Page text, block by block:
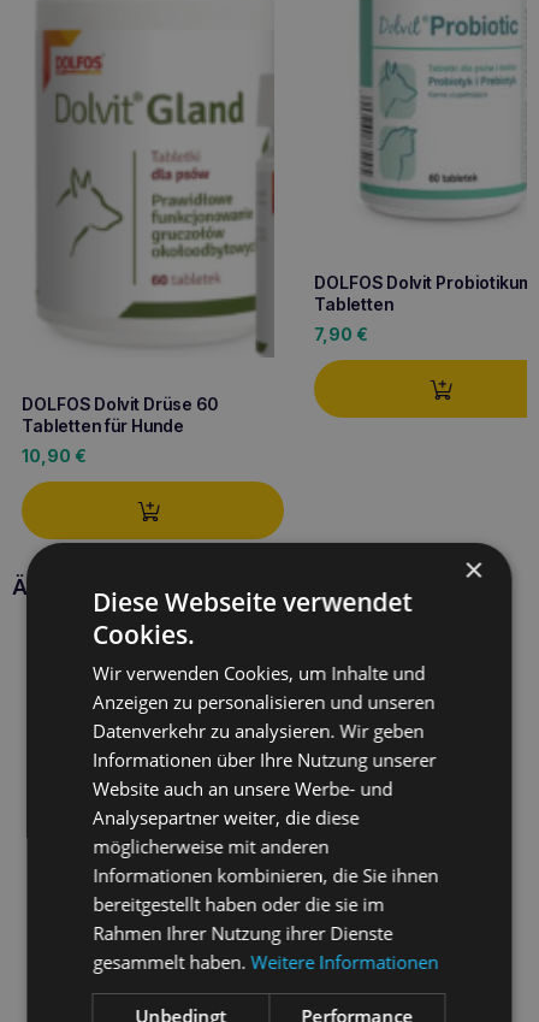
DOLFOS Dolvit Drüse 60
Tabletten für Hunde
10,90 €
DOLFOS Dolvit Probiotikum
Tabletten
7,90 €
Ähnliche Produkte ×
Diese Webseite verwendet
Cookies.
Wir verwenden Cookies, um Inhalte und
Anzeigen zu personalisieren und unseren
Datenverkehr zu analysieren. Wir geben
Informationen über Ihre Nutzung unserer
Website auch an unsere Werbe- und
Analysepartner weiter, die diese
möglicherweise mit anderen
Informationen kombinieren, die Sie ihnen
bereitgestellt haben oder die sie im
Rahmen Ihrer Nutzung ihrer Dienste
gesammelt haben.Weitere Informationen
Unbedingt Performance